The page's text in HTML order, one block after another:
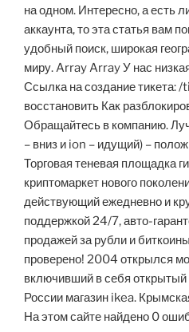
на одном. Интересно, а есть
аккаунта, то эта статья вам
удобный поиск, широкая
миру. Array Array У нас
Ссылка на создание тикета:
восстановить Как
Обращайтесь в компанию.
– вниз и ion – идущий) –
Торговая теневая площадка
криптомаркет нового
действующий ежедневно и
поддержкой 24/7, авто-
продажей за рубли и
проверено! 2004 открылся
включивший в себя
России магазин ikea.
На этом сайте найдено 0